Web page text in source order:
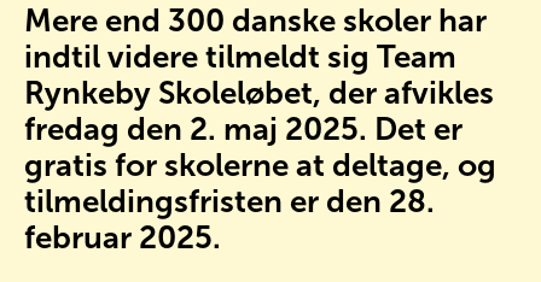
Mere end 300 danske skoler har
indtil videre tilmeldt sig Team
Rynkeby Skoleløbet, der afvikles
fredag den 2. maj 2025. Det er
gratis for skolerne at deltage, og
tilmeldingsfristen er den 28.
februar 2025.